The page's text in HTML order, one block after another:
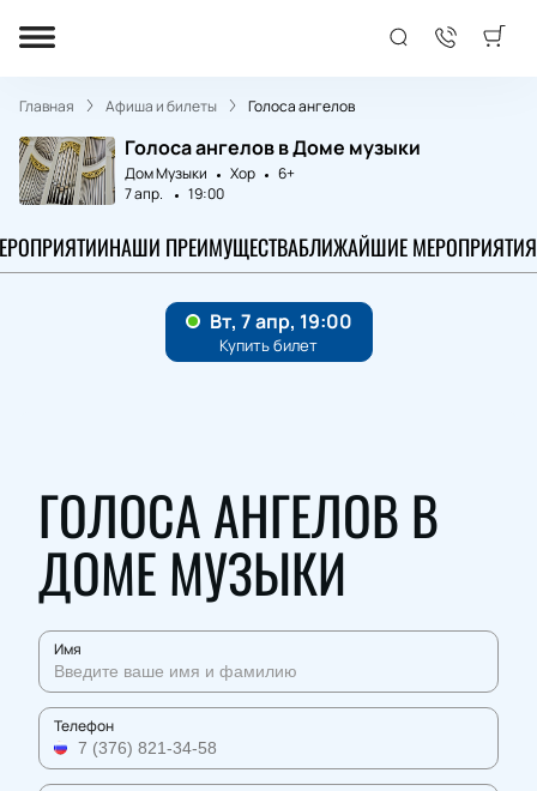
Главная Афиша и билеты Голоса ангелов
Голоса ангелов в Доме музыки
Дом Музыки Хор
6+
7 апр.
19:00
НАШИ ПРЕИМУЩЕСТВАБЛИЖАЙШИЕ МЕРОПРИЯТИЯ
ГОЛОСА АНГЕЛОВ В
ДОМЕ МУЗЫКИ
Имя
Телефон